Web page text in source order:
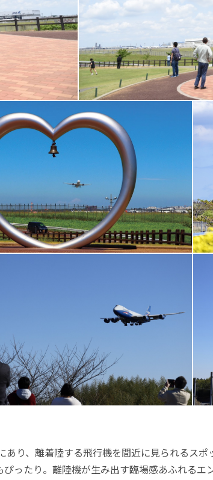
り、離着陸する飛行機を間近に見られるス
ったり。離陸機が生み出す臨場感あふれる